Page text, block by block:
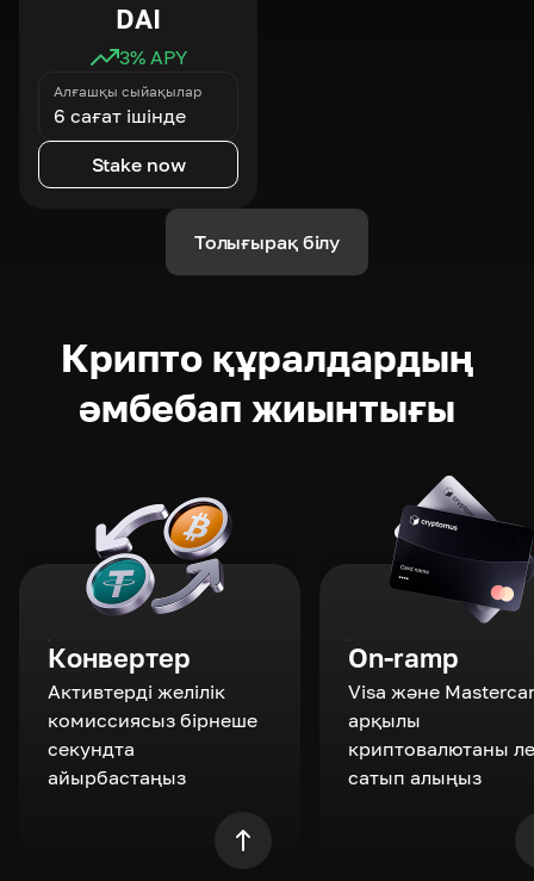
DAI
3% APY
Алғашқы сыйақылар
6 сағат ішінде
Stake now
Толығырақ білу
Крипто құралдардың
әмбебап жиынтығы
Конвертер
Активтерді желілік
комиссиясыз бірнеше
секундта
айырбастаңыз
On-ramp
Visa және
арқылы
криптовалютаны
сатып алыңыз